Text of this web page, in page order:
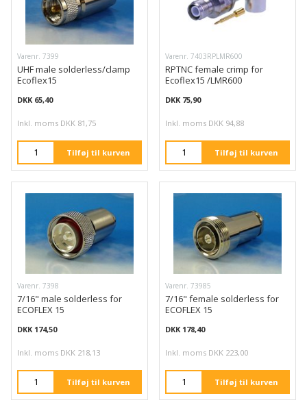
Varenr. 7399
UHF male solderless/clamp
Ecoflex15
DKK 65,40
Inkl. moms DKK 81,75
Tilføj til kurven
Varenr. 7403RPLMR600
RPTNC female crimp for
Ecoflex15 /LMR600
DKK 75,90
Inkl. moms DKK 94,88
Tilføj til kurven
Varenr. 7398
7/16" male solderless for
ECOFLEX 15
DKK 174,50
Inkl. moms DKK 218,13
Tilføj til kurven
Varenr. 73985
7/16" female solderless for
ECOFLEX 15
DKK 178,40
Inkl. moms DKK 223,00
Tilføj til kurven